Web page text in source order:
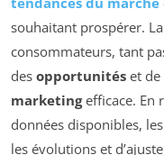
souhaitant prospérer.
consommateurs, tant
des opportunités et
marketingefficace. En
données disponibles,
les évolutions et